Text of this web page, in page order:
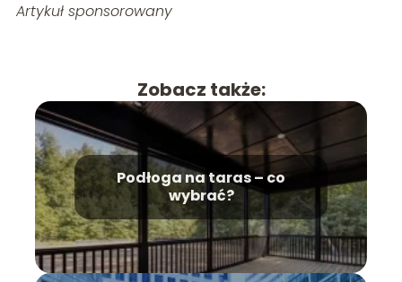
Artykuł sponsorowany
Zobacz także:
Podłoga na taras – co
wybrać?